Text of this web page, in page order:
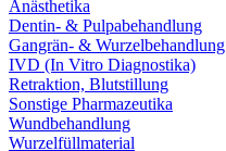
Anästhetika
Dentin- & Pulpabehandlung
Gangrän- & Wurzelbehandlung
IVD (In Vitro Diagnostika)
Retraktion, Blutstillung
Sonstige Pharmazeutika
Wundbehandlung
Wurzelfüllmaterial